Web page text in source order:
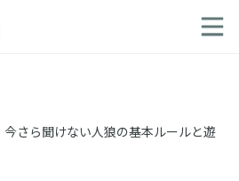
さら聞けない人狼の基本ルールと遊